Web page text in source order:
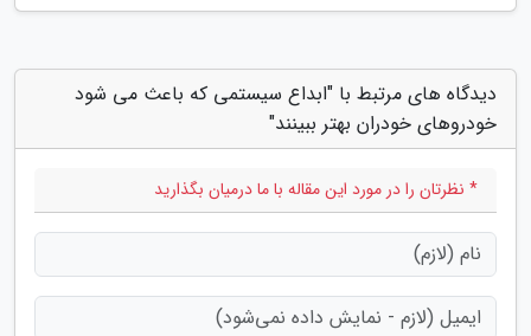
دیدگاه های مرتبط با "ابداع سیستمی که باعث می شود
خودروهای خودران بهتر ببینند"
* نظرتان را در مورد این مقاله با ما درمیان بگذارید